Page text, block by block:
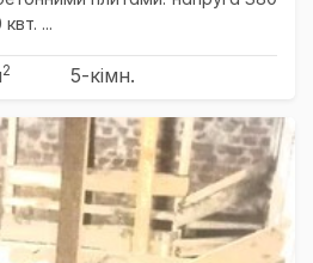
...
2 5-кімн.